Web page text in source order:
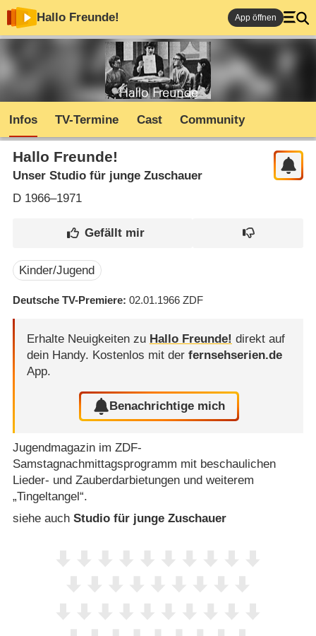
Hallo Freunde! App öffnen
Infos TV-Termine Cast Community
Hallo Freunde!
Unser Studio für junge Zuschauer
D1966–1971
Kinder/Jugend
Deutsche TV-Premiere 02.01.1966 ZDF
Erhalte Neuigkeiten zu Hallo Freunde! direkt auf
dein Handy. Kostenlos mit der fernsehserien.de
App.
Benachrichtige mich
Jugendmagazin im ZDF-
Samstagnachmittagsprogramm mit beschaulichen
Lieder- und Zauberdarbietungen und weiterem
„Tingeltangel“.
siehe auch Studio für junge Zuschauer